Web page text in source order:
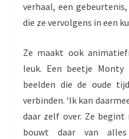
verhaal, een
die ze vervolgens in een
Ze maakt ook
leuk. Een beetje Monty
beelden die de oude
verbinden. ‘Ik kan
daar zelf over. Ze
bouwt daar van